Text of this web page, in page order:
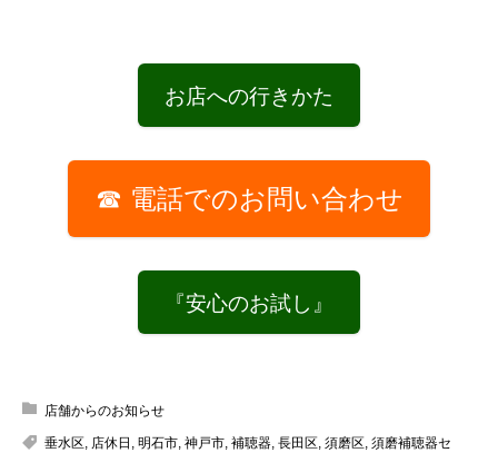
お店への行きかた
☎ 電話でのお問い合わせ
『安心のお試し』
店舗からのお知らせ
垂水区, 店休日 , 明石市, 神戸市, 補聴器, 長田区, 須磨区, 須磨補聴器セ